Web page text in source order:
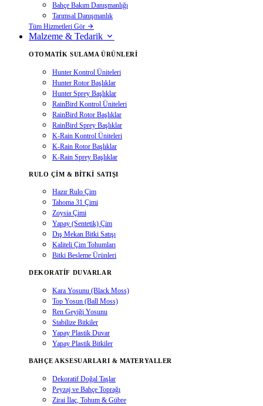
Bahçe Bakım Danışmanlığı
Tarımsal Danışmanlık
Tüm Hizmetleri Gör
Malzeme & Tedarik
OTOMATIK SULAMA ÜRÜNLERI
Hunter Kontrol Üniteleri
Hunter Rotor Başlıklar
Hunter Sprey Başlıklar
RainBird Kontrol Üniteleri
RainBird Rotor Başlıklar
RainBird Sprey Başlıklar
K-Rain Kontrol Üniteleri
K-Rain Rotor Başlıklar
K-Rain Sprey Başlıklar
RULO ÇIM & BITKI SATIŞI
Hazır Rulo Çim
Tahoma 31 Çimi
Zoysia Çimi
Yapay (Sentetik) Çim
Dış Mekan Bitki Satışı
Kaliteli Çim Tohumları
Bitki Besleme Ürünleri
DEKORATIF DUVARLAR
Kara Yosunu (Black Moss)
Top Yosun (Ball Moss)
Ren Geyiği Yosunu
Stabilize Bitkiler
Yapay Plastik Duvar
Yapay Plastik Bitkiler
BAHÇE AKSESUARLARI & MATERYALLER
Dekoratif Doğal Taşlar
Peyzaj ve Bahçe Toprağı
Zirai İlaç, Tohum & Gübre